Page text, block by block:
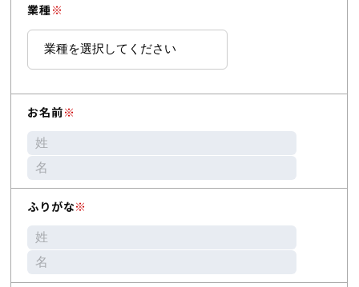
業種 ※
お名前※
ふりがな※